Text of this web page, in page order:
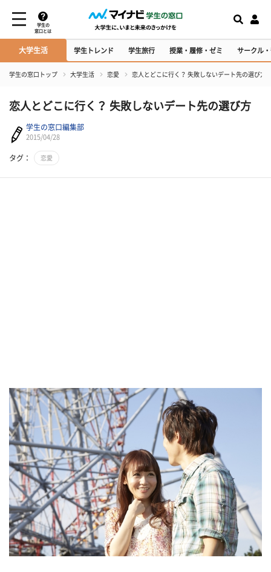
学生の
窓口とは
大学生活 学生トレンド 学生旅行 授業・履修・ゼミ サークル
学生の窓口トップ 大学生活 恋愛 恋人とどこに行く？ 失敗しないデート先の選び方
恋人とどこに行く？ 失敗しないデート先の選び方
学生の窓口編集部
2015/04/28
タグ： 恋愛